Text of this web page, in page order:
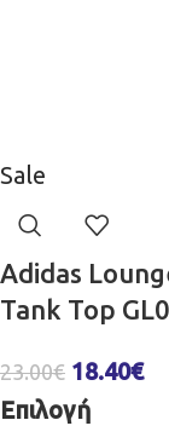
Sale
Adidas
Tank Top
23.00€ 18.40€
Επιλογή